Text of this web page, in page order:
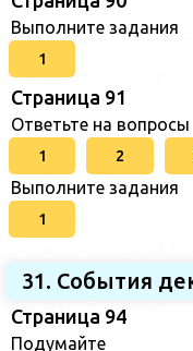
Выполните задания
1
Страница 91
Ответьте на вопросы
1 2
Выполните задания
1
31. События
Страница 94
Подумайте